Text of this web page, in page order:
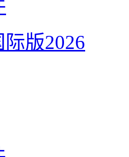
际版2026